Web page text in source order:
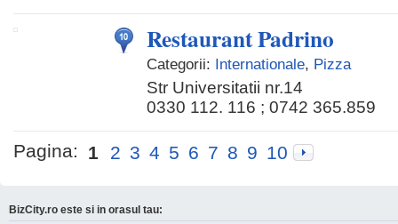
Restaurant Padrino
Categorii: Internationale, Pizza
Str Universitatii nr.14
0330 112. 116 ; 0742 365.859
Pagina: 1 2 3 4 5 6 7 8 9 10
BizCity.ro este si in orasul tau: